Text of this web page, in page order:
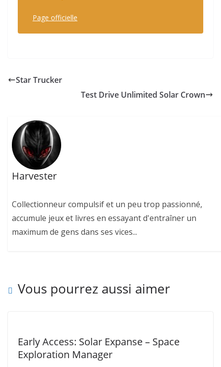
Page officielle
Star Trucker
Test Drive Unlimited Solar Crown
Harvester
Collectionneur compulsif et un peu trop passionné,
accumule jeux et livres en essayant d'entraîner un
maximum de gens dans ses vices...
Vous pourrez aussi aimer
Early Access: Solar Expanse – Space
Exploration Manager